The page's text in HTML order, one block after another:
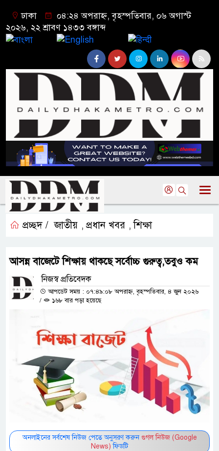
ঢাকা
০৪:২৪ অপরাহ্ন, বৃহস্পতিবার, ০৬ অগাস্ট
২০২৬, ২২ শ্রাবণ ১৪৩৩ বঙ্গাব্দ
প্রচ্ছদ / জাতীয় , প্রধান খবর ,শিক্ষা
আসন্ন বাজেটে শিক্ষায় থাকছে সর্বোচ্চ গুরুত্ব,তবুও কম
নিজস্ব প্রতিবেদক
আপডেট সময় : ০৭:৪৯:০৮ অপরাহ্ন, বৃহস্পতিবার, ৪ জুন ২০২৬
/
১৬৮ বার পড়া হয়েছে
অনলাইনের সর্বশেষ নিউজ পেতে অনুসরণ করুন গুগল নিউজ (Google
News) ফিডটি